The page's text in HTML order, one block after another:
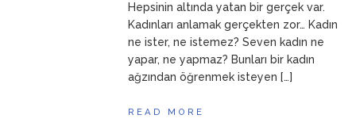
Hepsinin altında yatan bir gerçek var.
Kadınları anlamak gerçekten zor… Kadın
ne ister, ne istemez? Seven kadın ne
yapar, ne yapmaz? Bunları bir kadın
ağzından öğrenmek isteyen […]
READ MORE